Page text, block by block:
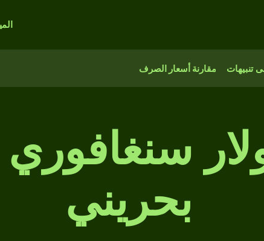
تنبيهات مقارنة أسعار الصرف
دولار
بحريني